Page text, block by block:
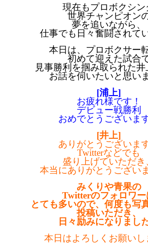
現在もプロボクシン
世界チャンピオン
夢を追いながら、
仕事でも日々奮闘されて
本日は、プロボクサー
初めて迎えた試合
見事勝利を掴み取られた井
お話を伺いたいと思いま
[浦上]
お疲れ様です！
デビュー戦勝利
おめでとうございま
[井上]
ありがとうございま
Twitterなどでも
盛り上げていただき
本当にありがとうござい
みくりや青果の
Twitterのフォロワー
とても多いので、何度も写
投稿いただき、
日々励みになりました
本日はよろしくお願いし